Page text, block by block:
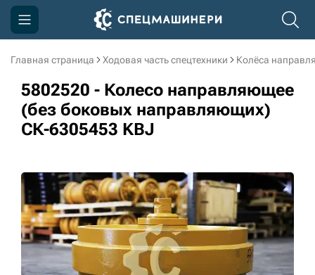
Главная страница Ходовая часть спецтехники Колёса
5802520 - Колесо направляющее
(без боковых направляющих)
СК-6305453 KBJ
Компания
Акции
Доставка и оплата
Контакты
3D тур по производству
3D тур по складам